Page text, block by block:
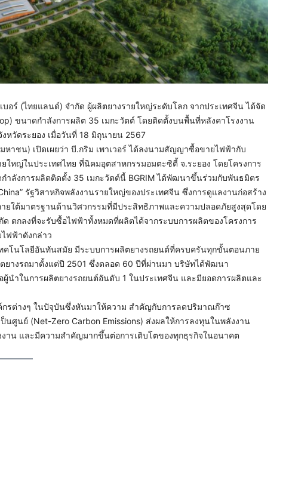
อร์ (ไทยแลนด์) จำกัด ผู้ผลิตยางรายใหญ่ระดับโลก จากประเทศจีน ได้จัด
ขนาดกำลังการผลิต 35 เมกะวัตต์ โดยติดตั้งบนพื้นที่หลังคาโรงงาน
หวัดระยอง เมื่อวันที่ 18 มิถุนายน 2567
าชน) เปิดเผยว่า บี.กริม เพาเวอร์ ได้ลงนามสัญญาซื้อขายไฟฟ้ากับ
หญ่ในประเทศไทย ที่นิคมอุตสาหกรรมอมตะซิตี้ จ.ระยอง โดยโครงการ
ลังการผลิตติดตั้ง 35 เมกะวัตต์นี้ BGRIM ได้พัฒนาขึ้นร่วมกับพันธมิตร
รัฐวิสาหกิจพลังงานรายใหญ่ของประเทศจีน ซึ่งการดูแลงานก่อสร้าง
ยใต้มาตรฐานด้านวิศวกรรมที่มีประสิทธิภาพและความปลอดภัยสูงสุดโดย
ตกลงที่จะรับซื้อไฟฟ้าทั้งหมดที่ผลิตได้จากระบบการผลิตของโครงการ
ฟฟ้าดังกล่าว
คโนโลยีอันทันสมัย มีระบบการผลิตยางรถยนต์ที่ครบครันทุกขั้นตอนภาย
ยางรถมาตั้งแต่ปี 2501 ซึ่งตลอด 60 ปีที่ผ่านมา บริษัทได้พัฒนา
นำในการผลิตยางรถยนต์อันดับ 1 ในประเทศจีน และมียอดการผลิตและ
กรต่างๆ ในปัจุบันซึ่งหันมาให้ความ สำคัญกับการลดปริมาณก๊าซ
นศูนย์ (Net-Zero Carbon Emissions) ส่งผลให้การลงทุนในพลังงาน
าน และมีความสำคัญมากขึ้นต่อการเติบโตของทุกธุรกิจในอนาคต